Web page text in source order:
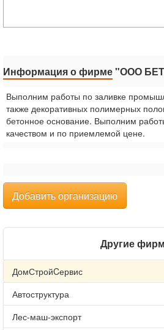
Информация о фирме"ООО
Выполним работы по заливке
также декоративных полимерных
бетонное основание. Выполним
качеством и по приемлемой цене.
Добавить организацию
Другие
ДомСтройCервис
Автоструктура
Лес-маш-экспорт